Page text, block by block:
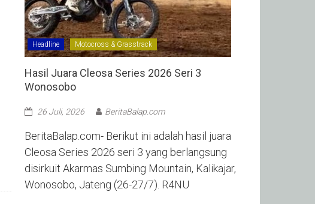
Headline Motocross & Grasstrack
Hasil Juara Cleosa Series 2026 Seri 3
Wonosobo ‎
26 Juli, 2026 BeritaBalap.com
BeritaBalap.com- Berikut ini adalah hasil juara
Cleosa Series 2026 seri 3 yang berlangsung
disirkuit Akarmas Sumbing Mountain, Kalikajar,
Wonosobo, Jateng (26-27/7). R4NU